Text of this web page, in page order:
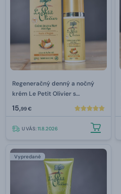
Regeneračný denný a nočný
krém Le Petit Olivier s
arganovým olejom 50 ml
15,99 €
U VÁS:11.8.2026
Vypredané